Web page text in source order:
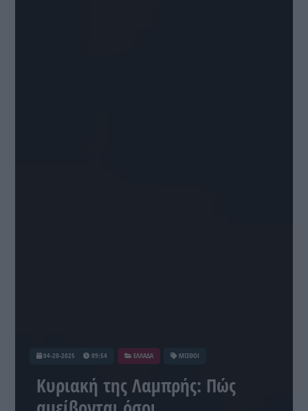
04-20-2025 09:54 ΕΛΛΑΔΑ ΜΙΣΘΟΙ
Κυριακή της Λαμπρής: Πώς